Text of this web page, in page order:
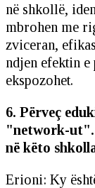
në shkollë,
mbrohen me
zviceran,
ndjen efektin e
ekspozohet.
6. Përveç
"network-ut".
në këto
Erioni: Ky